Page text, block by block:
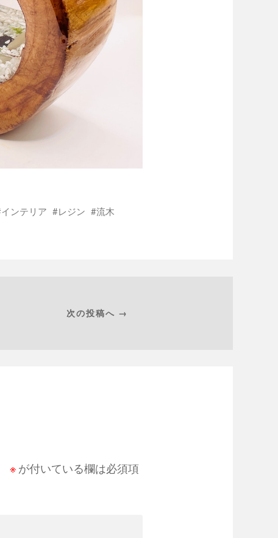
インテリア レジン 流木
次の投稿へ →
※ が付いている欄は必須項